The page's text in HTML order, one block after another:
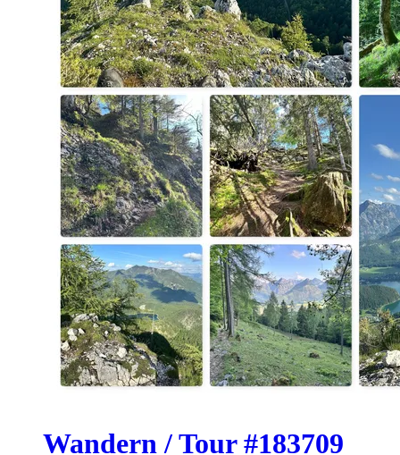
Wandern / Tour #183709